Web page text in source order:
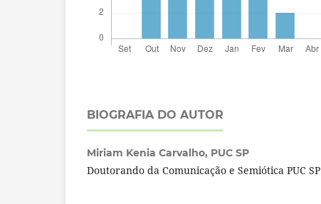
BIOGRAFIA DO AUTOR
Miriam Kenia Carvalho, PUC SP
Doutorando da Comunicação e Semiótica PUC SP